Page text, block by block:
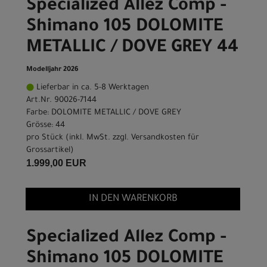
Specialized Allez Comp -
Shimano 105 DOLOMITE
METALLIC / DOVE GREY 44
Modelljahr 2026
Lieferbar in ca. 5-8 Werktagen
Art.Nr. 90026-7144
Farbe: DOLOMITE METALLIC / DOVE GREY
Grösse: 44
pro Stück (inkl. MwSt. zzgl. Versandkosten für
Grossartikel)
1.999,00 EUR
IN DEN WARENKORB
Specialized Allez Comp -
Shimano 105 DOLOMITE